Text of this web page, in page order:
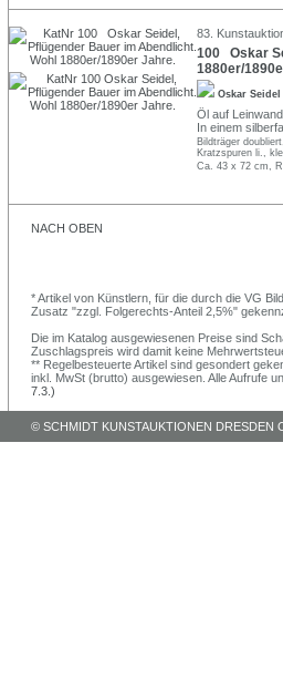
83.
100 Oskar
1880er/
Oskar Seidel
Öl auf
In einem
Bildträger
Kratzspuren li.,
Ca. 43 x 72 cm,
NACH OBEN
* Artikel von Künstlern, für die durch die VG
Zusatz "zzgl. Folgerechts-Anteil 2,5%"
Die im Katalog ausgewiesenen Preise sind
Zuschlagspreis wird damit keine
** Regelbesteuerte Artikel sind gesondert
inkl. MwSt (brutto) ausgewiesen. Alle Aufrufe
7.3.)
© SCHMIDT KUNSTAUKTIONEN DRESDEN